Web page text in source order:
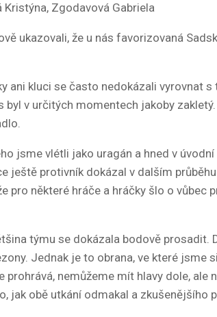
Kristýna, Zgodavová Gabriela
ukazovali, že u nás favorizovaná
ani kluci se často nedokázali vyrovnat s
v určitých momentech jakoby
jsme vlétli jako uragán a hned v
ještě protivník dokázal v dalším
některé hráče a hráčky šlo o vůbec
týmu se dokázala bodově prosadit.
Jednak je to obrana, ve které jsme
nemůžeme mít hlavy dole, ale
obě utkání odmakal a zkušenějšího